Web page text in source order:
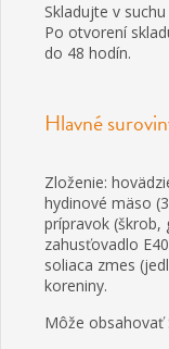
Skladujte v
Po otvorení
do 48 hodín.
Hlavné
Zloženie:
hydinové mäso
prípravok (škrob,
zahusťovadlo
soliaca zmes
koreniny.
Môže obsahovať